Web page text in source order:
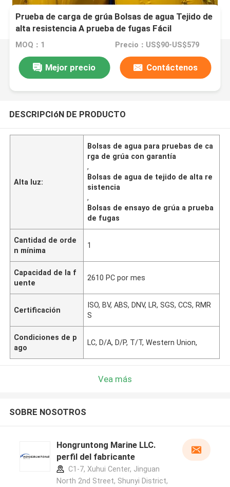
Prueba de carga de grúa Bolsas de agua Tejido de
alta resistencia A prueba de fugas Fácil
transporte
MOQ：1 Precio：US$90-US$579
Mejor precio Contáctenos
DESCRIPCIóN DE PRODUCTO
Alta luz:
Bolsas de agua para pruebas de ca
rga de grúa con garantía
,
Bolsas de agua de tejido de alta re
sistencia
,
Bolsas de ensayo de grúa a prueba
de fugas
Cantidad de orde
n mínima
1
Capacidad de la f
uente
2610 PC por mes
Certificación
ISO, BV, ABS, DNV, LR, SGS, CCS, RMR
S
Condiciones de p
ago
LC, D/A, D/P, T/T, Western Union,
Vea más
SOBRE NOSOTROS
Hongruntong Marine LLC.
perfil del fabricante
C1-7, Xuhui Center, Jinguan
North 2nd Street, Shunyi District,